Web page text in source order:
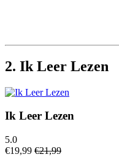
2. Ik Leer Lezen
Ik Leer Lezen
5.0
€19,99 €21,99